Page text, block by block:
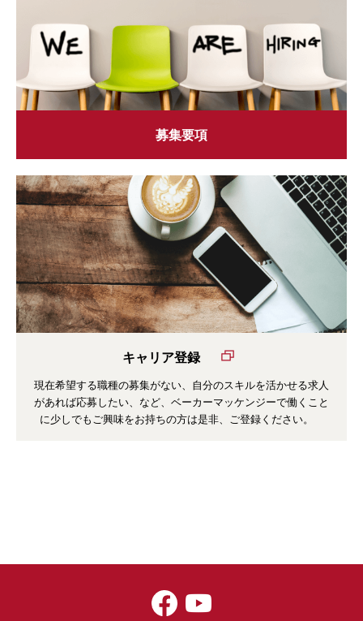
募集要項
キャリア登録
現在希望する職種の募集がない、自分のスキルを活かせる求人
があれば応募したい、など、 ベーカーマッケンジーで働くこと
に少しでもご興味をお持ちの方は是非、ご登録ください。